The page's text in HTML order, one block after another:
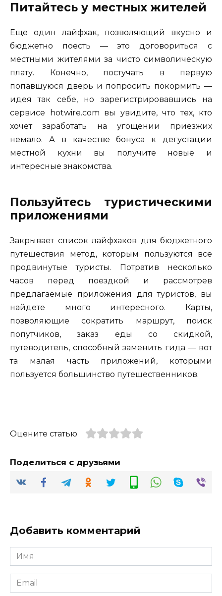
Питайтесь у местных жителей
Еще один лайфхак, позволяющий вкусно и
бюджетно поесть — это договориться с
местными жителями за чисто символическую
плату. Конечно, постучать в первую
попавшуюся дверь и попросить покормить —
идея так себе, но зарегистрировавшись на
сервисе hotwire.com вы увидите, что тех, кто
хочет заработать на угощении приезжих
немало. А в качестве бонуса к дегустации
местной кухни вы получите новые и
интересные знакомства.
Пользуйтесь туристическими
приложениями
Закрывает список лайфхаков для бюджетного
путешествия метод, которым пользуются все
продвинутые туристы. Потратив несколько
часов перед поездкой и рассмотрев
предлагаемые приложения для туристов, вы
найдете много интересного. Карты,
позволяющие сократить маршрут, поиск
попутчиков, заказ еды со скидкой,
путеводитель, способный заменить гида — вот
та малая часть приложений, которыми
пользуется большинство путешественников.
Оцените статью
Поделиться с друзьями
Добавить комментарий
Имя
*
Email
*